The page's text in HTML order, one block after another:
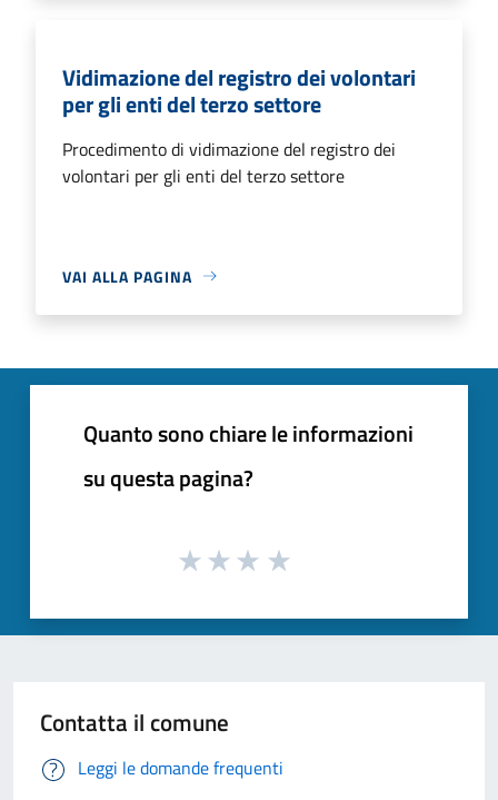
Vidimazione del registro dei volontari
per gli enti del terzo settore
Procedimento di vidimazione del registro dei
volontari per gli enti del terzo settore
VAI ALLA PAGINA
Quanto sono chiare le informazioni
su questa pagina?
Contatta il comune
Leggi le domande frequenti